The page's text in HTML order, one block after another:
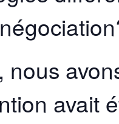
nous
avait